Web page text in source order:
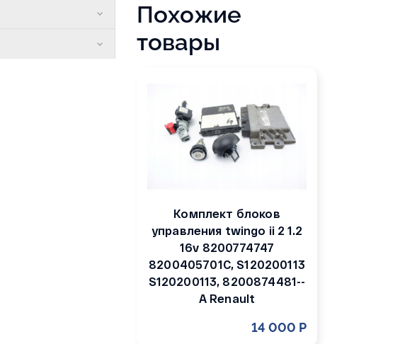
Похожие
товары
Комплект блоков
управления twingo ii 2 1.2
16v 8200774747
8200405701C, S120200113
S120200113, 8200874481--
A Renault
14 000 Р